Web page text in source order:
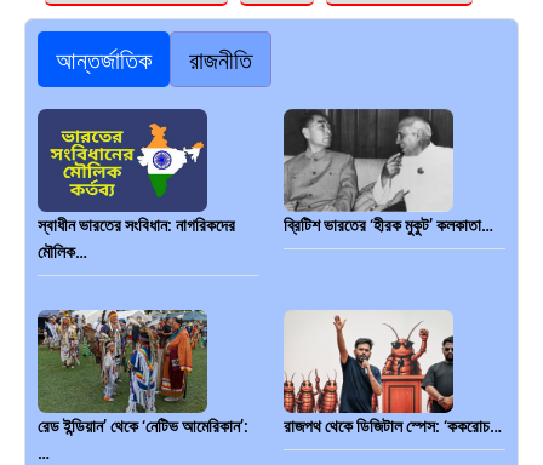
আন্তর্জাতিক রাজনীতি
স্বাধীন ভারতের সংবিধান: নাগরিকদের
মৌলিক…
ব্রিটিশ ভারতের ‘হীরক মুকুট’ কলকাতা…
রেড ইন্ডিয়ান’ থেকে ‘নেটিভ আমেরিকান’:
…
রাজপথ থেকে ডিজিটাল স্পেস: ‘ককরোচ…